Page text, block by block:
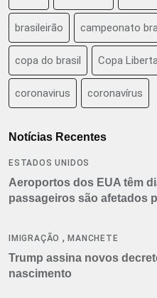
brasileirão campeonato
copa do brasil Copa
coronavirus coronavírus
Notícias Recentes
ESTADOS UNIDOS
Aeroportos dos EUA têm
passageiros são afetados
IMIGRAÇÃO ,MANCHETE
Trump assina novos
nascimento